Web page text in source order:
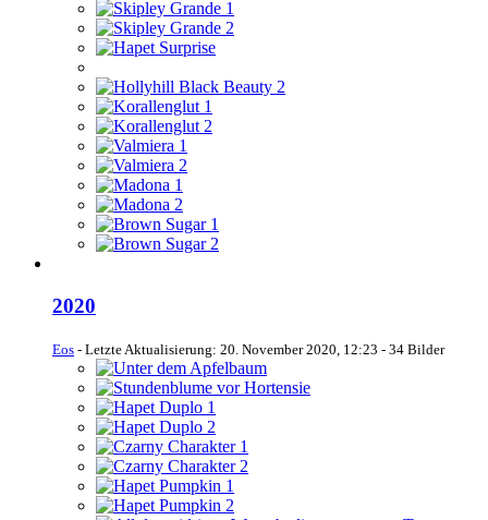
2020
Eos - Letzte Aktualisierung: 20. November 2020, 12:23 - 34 Bilder